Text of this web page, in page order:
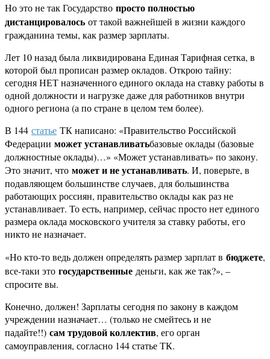
Но это не так Государство просто полностью
дистанцировалось от такой важнейшей в жизни каждого
гражданина темы, как размер зарплаты.
Лет 10 назад была ликвидирована Единая Тарифная сетка, в
которой был прописан размер окладов. Открою тайну:
сегодня НЕТ назначенного единого оклада на ставку работы в
одной должности и нагрузке даже для работников внутри
одного региона (а по стране в целом тем более).
В 144 статье ТК написано: «Правительство Российской
Федерации может устанавливатьбазовые оклады (базовые
должностные оклады)…» «Может устанавливать» по закону.
Это значит, что может и не устанавливать. И, поверьте, в
подавляющем большинстве случаев, для большинства
работающих россиян, правительство оклады как раз не
устанавливает. То есть, например, сейчас просто нет единого
размера оклада московского учителя за ставку работы, его
никто не назначает.
«Но кто-то ведь должен определять размер зарплат в бюджете,
все-таки это государственные деньги, как же так?», –
спросите вы.
Конечно, должен! Зарплаты сегодня по закону в каждом
учреждении назначает… (только не смейтесь и не
падайте!!) сам трудовой коллектив, его орган
самоуправления, согласно 144 статье ТК.